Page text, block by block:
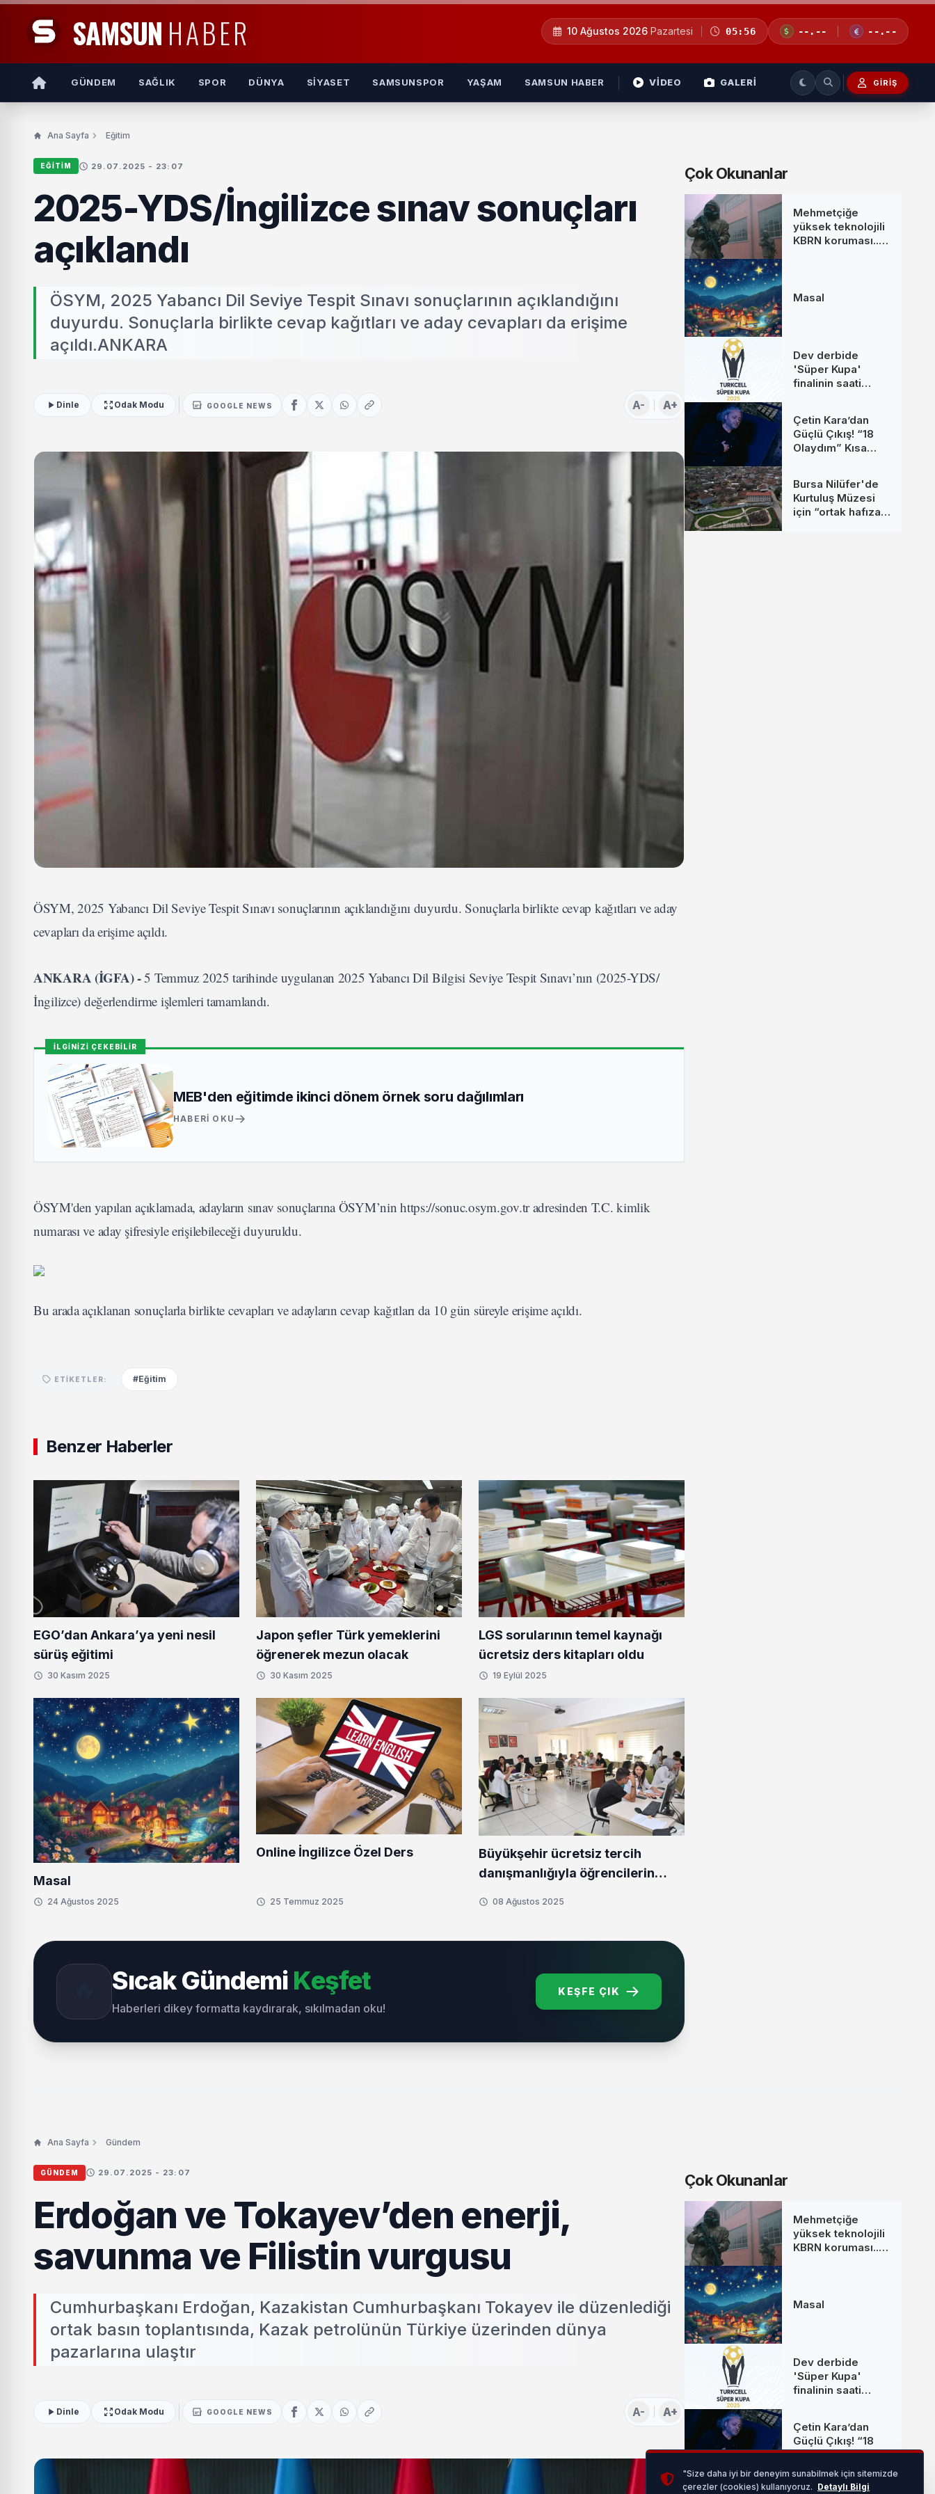
SAMSUN HABER 10 Ağustos 2026 Pazartesi 05:56 --.-- --.--
GÜNDEM SAĞLIK SPOR DÜNYA SIYASET SAMSUNSPOR YAŞAM SAMSUN HABER VİDEO GALERİ GIRIŞ
Ana Sayfa Eğitim
EĞITIM 29.07.2025 - 23:07
2025-YDS/İngilizce sınav sonuçları
açıklandı
ÖSYM, 2025 Yabancı Dil Seviye Tespit Sınavı sonuçlarının açıklandığını
duyurdu. Sonuçlarla birlikte cevap kağıtları ve aday cevapları da erişime
açıldı.ANKARA
Dinle Odak Modu GOOGLE NEWS A- A+
ÖSYM, 2025 Yabancı Dil Seviye Tespit Sınavı sonuçlarının açıklandığını duyurdu. Sonuçlarla birlikte cevap kağıtları ve aday
cevapları da erişime açıldı.
ANKARA (İGFA) -5 Temmuz 2025 tarihinde uygulanan 2025 Yabancı Dil Bilgisi Seviye Tespit Sınavı’nın (2025-YDS/
İngilizce) değerlendirme işlemleri tamamlandı.
İLGİNİZİ ÇEKEBİLİR
MEB'den eğitimde ikinci dönem örnek soru dağılımları
HABERI OKU
ÖSYM'den yapılan açıklamada, adayların sınav sonuçlarına ÖSYM’nin https://sonuc.osym.gov.tr adresinden T.C. kimlik
numarası ve aday şifresiyle erişilebileceği duyuruldu.
Bu arada açıklanan sonuçlarla birlikte cevapları ve adayların cevap kağıtları da 10 gün süreyle erişime açıldı.
ETIKETLER: #Eğitim
Benzer Haberler
EGO’dan Ankara’ya yeni nesil
sürüş eğitimi
30 Kasım 2025
Japon şefler Türk yemeklerini
öğrenerek mezun olacak
30 Kasım 2025
LGS sorularının temel kaynağı
ücretsiz ders kitapları oldu
19 Eylül 2025
Masal
24 Ağustos 2025
Online İngilizce Özel Ders
25 Temmuz 2025
Büyükşehir ücretsiz tercih
danışmanlığıyla öğrencilerin
08 Ağustos 2025
Sıcak Gündemi Keşfet
Haberleri dikey formatta kaydırarak, sıkılmadan oku!
KEŞFE ÇIK
Çok Okunanlar
Mehmetçiğe
yüksek teknolojili
KBRN koruması...
Masal
Dev derbide
'Süper Kupa'
finalinin saati
Çetin Kara’dan
Güçlü Çıkış! “18
Olaydım” Kısa
Ulaştı
Bursa Nilüfer'de
Kurtuluş Müzesi
için “ortak hafıza”
Ana Sayfa Gündem
GÜNDEM 29.07.2025 - 23:07
Erdoğan ve Tokayev’den enerji,
savunma ve Filistin vurgusu
Cumhurbaşkanı Erdoğan, Kazakistan Cumhurbaşkanı Tokayev ile düzenlediği
ortak basın toplantısında, Kazak petrolünün Türkiye üzerinden dünya
pazarlarına ulaştır
Dinle Odak Modu GOOGLE NEWS A- A+
Çok Okunanlar
Mehmetçiğe
yüksek teknolojili
KBRN koruması...
Masal
Dev derbide
'Süper Kupa'
finalinin saati
Çetin Kara’dan
Güçlü Çıkış! “18
Olaydım” Kısa
Sürede Yüz
Binlerce Kişiye
Bursa Nilüfer'de
"Size daha iyi bir deneyim sunabilmek için sitemizde
çerezler (cookies) kullanıyoruz. Detaylı Bilgi